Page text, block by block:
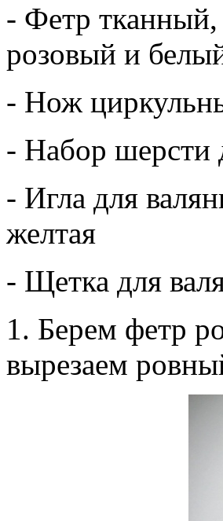
- Фетр
розовый и
- Нож
- Набор шерсти
- Игла для
желтая
- Щетка для
1. Берем фетр
вырезаем